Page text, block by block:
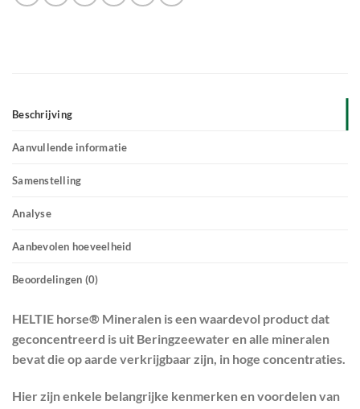
Beschrijving
Aanvullende informatie
Samenstelling
Analyse
Aanbevolen hoeveelheid
Beoordelingen (0)
HELTIE horse® Mineralen is een waardevol product dat
geconcentreerd is uit Beringzeewater en alle mineralen
bevat die op aarde verkrijgbaar zijn, in hoge concentraties.
Hier zijn enkele belangrijke kenmerken en voordelen van